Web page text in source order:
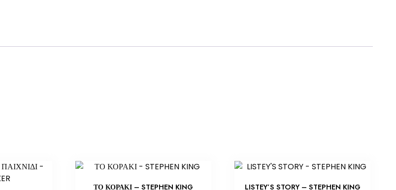
ΤΟ ΚΟΡΑΚΙ – STEPHEN KING LISTEY’S STORY – STEPHEN KING